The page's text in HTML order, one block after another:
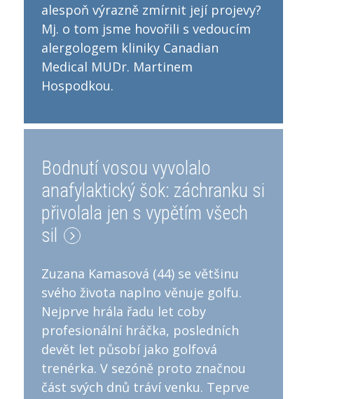
alespoň výrazně zmírnit její projevy?
Mj. o tom jsme hovořili s vedoucím
alergologem kliniky Canadian
Medical MUDr. Martinem
Hospodkou.
Bodnutí vosou vyvolalo
anafylaktický šok: záchranku si
přivolala jen s vypětím všech
sil
Zuzana Kamasová (44) se většinu
svého života naplno věnuje golfu.
Nejprve hrála řadu let coby
profesionální hráčka, posledních
devět let působí jako golfová
trenérka. V sezóně proto značnou
část svých dnů tráví venku. Teprve